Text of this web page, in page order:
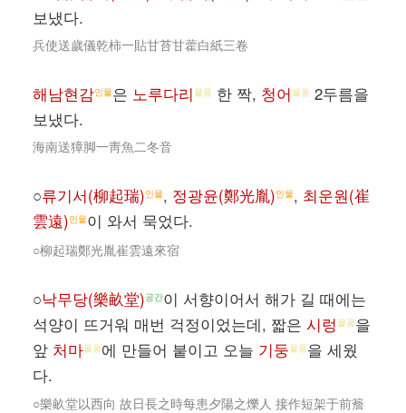
보냈다.
兵使送歲儀乾柿一貼甘苔甘藿白紙三卷
해남현감인물은 노루다리 물품 한 짝, 청어 물품 2두름을
보냈다.
海南送獐脚一靑魚二冬音
○류기서(柳起瑞)인물, 정광윤(鄭光胤)인물, 최운원(崔
雲遠)인물이 와서 묵었다.
○柳起瑞鄭光胤崔雲遠來宿
○낙무당(樂畝堂)공간이 서향이어서 해가 길 때에는
석양이 뜨거워 매번 걱정이었는데, 짧은 시렁 물품을
앞 처마물품에 만들어 붙이고 오늘 기둥물품을 세웠
다.
○樂畝堂以西向 故日長之時每患夕陽之爍人 接作短架于前簷